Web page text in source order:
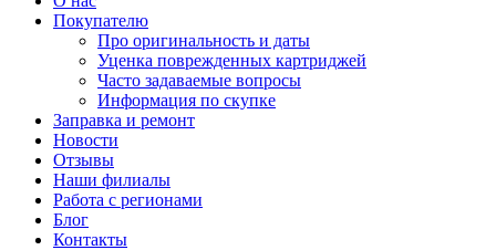
Покупателю
Про оригинальность и даты
Уценка поврежденных картриджей
Часто задаваемые вопросы
Информация по скупке
Заправка и ремонт
Новости
Отзывы
Наши филиалы
Работа с регионами
Блог
Контакты